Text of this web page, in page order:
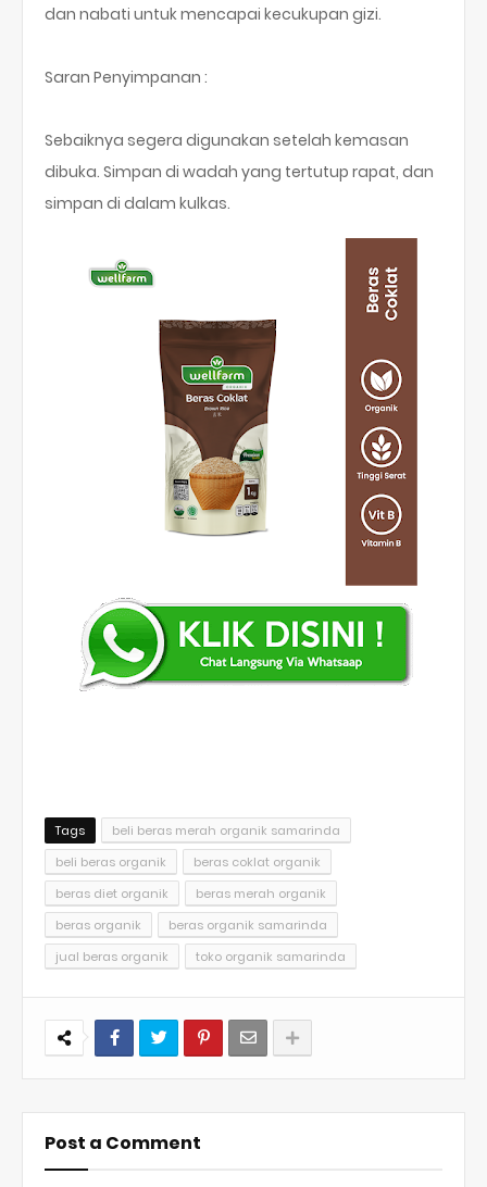
dan nabati untuk mencapai kecukupan gizi.
Saran Penyimpanan :
Sebaiknya segera digunakan setelah kemasan
dibuka. Simpan di wadah yang tertutup rapat, dan
simpan di dalam kulkas.
Tags
beli beras merah organik samarinda
beli beras organik
beras coklat organik
beras diet organik
beras merah organik
beras organik
beras organik samarinda
jual beras organik
toko organik samarinda
Post a Comment